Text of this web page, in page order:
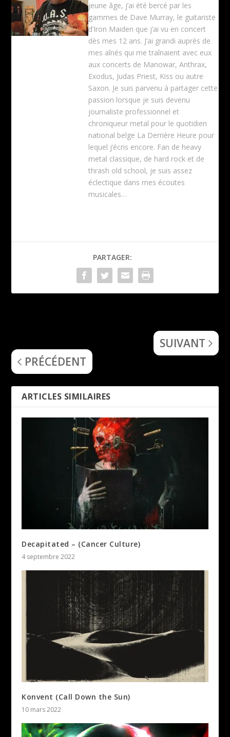
jeune âge, j’ai été bercé par les
gammes de Dave Murray, le guitariste
d’Iron Maiden que j’ai vu en concert
dès mes 12 ans. J’ai grandi auprès de
mes aînés qui me traînaient avec eux
aux concerts de Manowar, Anthrax,
Exodus, Judas Priest, Kiss ou autre
Saxon. Je suis parvenu à partager cette
passion lorsque je suis devenu
journaliste professionnel et
chroniqueur metal pour le quotidien
national belge La Derrière Heure pour
lequel j’écris encore. Fan de heavy
metal classique, de hard rock et de
thrash old school, je suis assez
éclectique dans mes écoutes
musicales…
PARTAGER:
PRÉCÉDENT
SUIVANT
ARTICLES SIMILAIRES
Decapitated – (Cancer Culture)
4 septembre 2022
Konvent (Call Down the Sun)
10 mars 2022